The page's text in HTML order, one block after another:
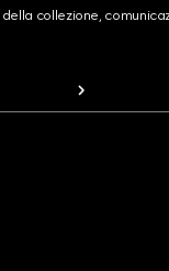
collezione,